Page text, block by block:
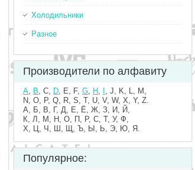
Холодильники
Разное
Производители по алфавиту
A, B, C, D, E, F, G, H,
, J, K, L, M,
N, O, P, Q, R, S, T, U, V, W, X, Y, Z.
А, Б, В, Г, Д, Е, Ё, Ж, З, И, Й,
К, Л, М, Н, О, П, Р, С, Т, У, Ф,
Х, Ц, Ч, Ш, Щ, Ъ, Ы, Ь, Э, Ю, Я.
Популярное: